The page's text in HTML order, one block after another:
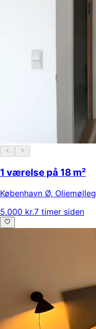
1 værelse på 18 m²
København Ø,
5.000 kr.7 timer siden